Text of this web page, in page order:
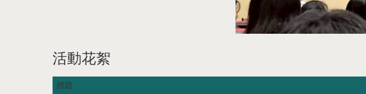
活動花絮
標題